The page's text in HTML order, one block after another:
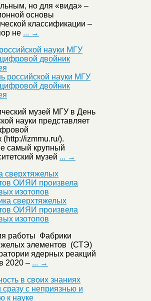
но для «вида» –
основы
классификации –
не ... →
науки МГУ
двойник
музей МГУ в День
науки представляет
(http://izmmu.ru/).
самый крупный
музей ... →
сверхтяжелых
ОИЯИ произвела
изотопов
работы Фабрики
элементов (СТЭ)
ядерных реакций
– ... →
в своих знаниях
сразу с неприязнью и
к науке